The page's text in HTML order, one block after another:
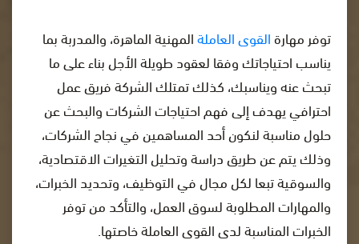
توفر مهارةالقوى العاملةالمهنية الماهرة، والمدربة بما
يناسب احتياجاتك وفقا لعقود طويلة الأجل بناء على ما
تبحث عنه ويناسبك، كذلك تمتلك الشركة فريق عمل
احترافي يهدف إلى فهم احتياجات الشركات والبحث عن
حلول مناسبة لنكون أحد المساهمين في نجاح الشركات،
وذلك يتم عن طريق دراسة وتحليل التغيرات الاقتصادية،
والسوقية تبعا لكل مجال في التوظيف، وتحديد الخبرات،
والمهارات المطلوبة لسوق العمل، والتأكد من توفر
الخبرات المناسبة لدى القوى العاملة خاصتها.